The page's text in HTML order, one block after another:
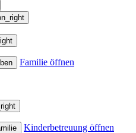
Familie öffnen
Kinderbetreuung öffnen